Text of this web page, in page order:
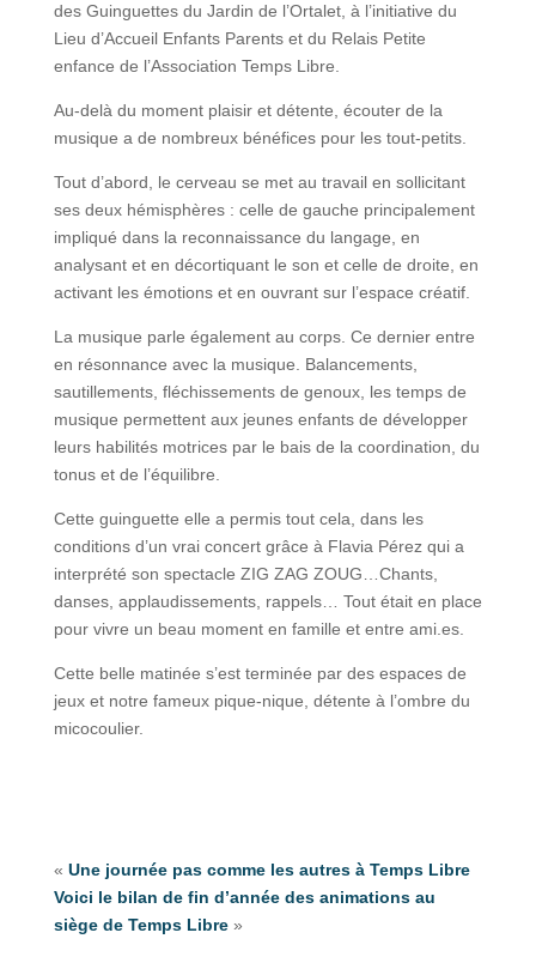
des Guinguettes du Jardin de l’Ortalet, à l’initiative du
Lieu d’Accueil Enfants Parents et du Relais Petite
enfance de l’Association Temps Libre.
Au-delà du moment plaisir et détente, écouter de la
musique a de nombreux bénéfices pour les tout-petits.
Tout d’abord, le cerveau se met au travail en sollicitant
ses deux hémisphères : celle de gauche principalement
impliqué dans la reconnaissance du langage, en
analysant et en décortiquant le son et celle de droite, en
activant les émotions et en ouvrant sur l’espace créatif.
La musique parle également au corps. Ce dernier entre
en résonnance avec la musique. Balancements,
sautillements, fléchissements de genoux, les temps de
musique permettent aux jeunes enfants de développer
leurs habilités motrices par le bais de la coordination, du
tonus et de l’équilibre.
Cette guinguette elle a permis tout cela, dans les
conditions d’un vrai concert grâce à Flavia Pérez qui a
interprété son spectacle ZIG ZAG ZOUG…Chants,
danses, applaudissements, rappels… Tout était en place
pour vivre un beau moment en famille et entre ami.es.
Cette belle matinée s’est terminée par des espaces de
jeux et notre fameux pique-nique, détente à l’ombre du
micocoulier.
« Une journée pas comme les autres à Temps Libre
Voici le bilan de fin d’année des animations au
siège de Temps Libre»